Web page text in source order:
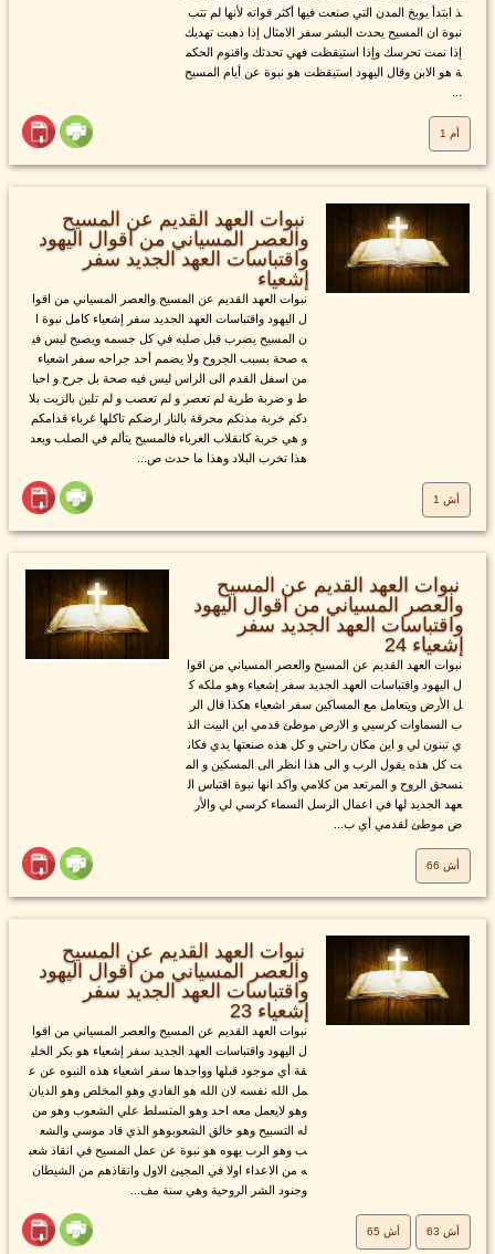
ذ ابتدأ يوبخ المدن التي صنعت فيها أكثر قواته لأنها لم تتب
نبوة ان المسيح يحدث البشر سفر الامثال إذا ذهبت تهديك
إذا نمت تحرسك وإذا استيقظت فهي تحدثك واقنوم الحكم
ة هو الابن وقال اليهود استيقظت هو نبوة عن أيام المسيح
أم 1
نبوات العهد القديم عن المسيح
والعصر المسياني من اقوال اليهود
واقتباسات العهد الجديد سفر
إشعياء
نبوات العهد القديم عن المسيح والعصر المسياني من اقوا
ل اليهود واقتباسات العهد الجديد سفر إشعياء كامل نبوة ا
ن المسيح يضرب قبل صلبه في كل جسمه ويصبح ليس في
ه صحة بسبب الجروح ولا يضمم أحد جراحه سفر اشعياء
من اسفل القدم الى الراس ليس فيه صحة بل جرح و احبا
ط و ضربة طرية لم تعصر و لم تعصب و لم تلين بالزيت بلا
دكم خربة مدنكم محرقة بالنار ارضكم تاكلها غرباء قدامكم
و هي خربة كانقلاب الغرباء فالمسيح يتألم في الصلب وبعد
هذا تخرب البلاد وهذا ما حدث ص...
أش 1
نبوات العهد القديم عن المسيح
والعصر المسياني من اقوال اليهود
واقتباسات العهد الجديد سفر
إشعياء 24
نبوات العهد القديم عن المسيح والعصر المسياني من اقوا
ل اليهود واقتباسات العهد الجديد سفر إشعياء وهو ملكه ك
ل الأرض ويتعامل مع المساكين سفر اشعياء هكذا قال الر
ب السماوات كرسيي و الارض موطئ قدمي اين البيت الذ
ي تبنون لي و اين مكان راحتي و كل هذه صنعتها يدي فكان
ت كل هذه يقول الرب و الى هذا انظر الى المسكين و الم
نسحق الروح و المرتعد من كلامي واكد انها نبوة اقتباس ال
عهد الجديد لها في اعمال الرسل السماء كرسي لي والأر
ض موطئ لقدمي أي ب...
أش 66
نبوات العهد القديم عن المسيح
والعصر المسياني من اقوال اليهود
واقتباسات العهد الجديد سفر
إشعياء 23
نبوات العهد القديم عن المسيح والعصر المسياني من اقوا
ل اليهود واقتباسات العهد الجديد سفر إشعياء هو بكر الخلي
قة أي موجود قبلها وواجدها سفر اشعياء هذه النبوه عن ع
مل الله نفسه لان الله هو الفادي وهو المخلص وهو الديان
وهو لايعمل معه احد وهو المتسلط علي الشعوب وهو من
له التسبيح وهو خالق الشعوبوهو الذي قاد موسي والشع
ب وهو الرب يهوه هو نبوة عن عمل المسيح في انقاذ شعب
ه من الاعداء اولا في المجيئ الاول وانقاذهم من الشيطان
وجنود الشر الروحية وهي سنة مف...
أش 63 أش 65